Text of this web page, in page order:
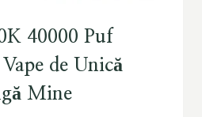
40000 Puf
de Unică
Mine